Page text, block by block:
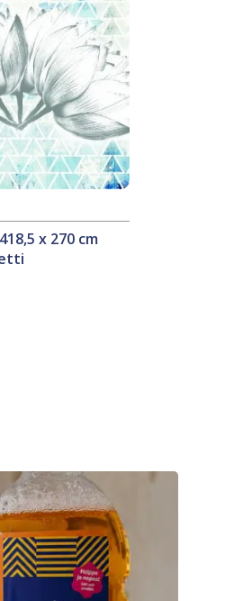
x 270 cm